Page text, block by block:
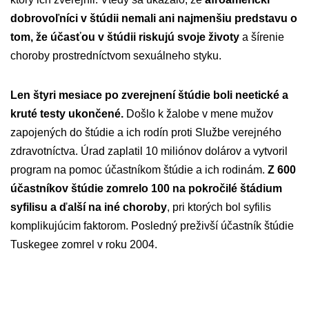
dobrovoľníci v štúdii nemali ani najmenšiu predstavu o
tom, že účasťou v štúdii riskujú svoje životy a šírenie
choroby prostredníctvom sexuálneho styku.
Len štyri mesiace po zverejnení štúdie boli neetické a
kruté testy ukončené. Došlo k žalobe v mene mužov
zapojených do štúdie a ich rodín proti Službe verejného
zdravotníctva. Úrad zaplatil 10 miliónov dolárov a vytvoril
program na pomoc účastníkom štúdie a ich rodinám. Z 600
účastníkov štúdie zomrelo 100 na pokročilé štádium
syfilisu a ďalší na iné choroby, pri ktorých bol syfilis
komplikujúcim faktorom. Posledný preživší účastník štúdie
Tuskegee zomrel v roku 2004.